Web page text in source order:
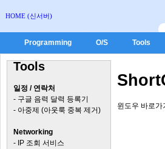
HOME (신서버)
Programming O/S Tools
Tools
일정 / 연락처
- 구글 음력 달력 등록기
- 아중제 (아웃룩 중복 제거)
Networking
- IP 조회 서비스
윈도우 바로